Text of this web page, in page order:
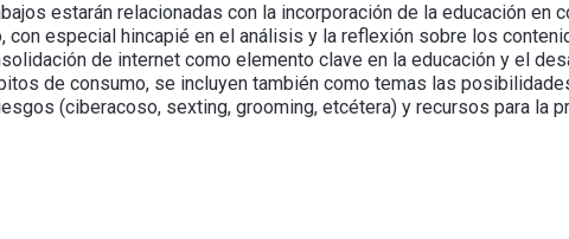
estarán relacionadas con la incorporación de la educación en
con especial hincapié en el análisis y la reflexión sobre los
de internet como elemento clave en la educación y el
de consumo, se incluyen también como temas las
(ciberacoso, sexting, grooming, etcétera) y recursos para la